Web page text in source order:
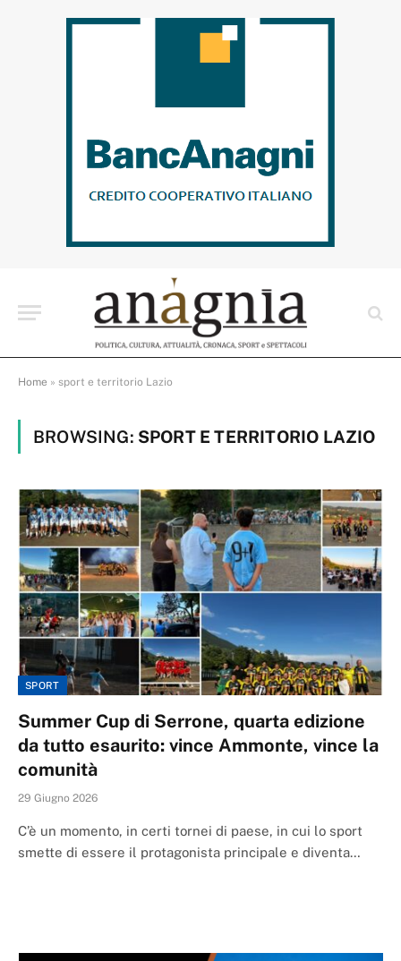
Home » sport e territorio Lazio
BROWSING: SPORT E TERRITORIO LAZIO
SPORT
Summer Cup di Serrone, quarta edizione
da tutto esaurito: vince Ammonte, vince la
comunità
29 Giugno 2026
C’è un momento, in certi tornei di paese, in cui lo sport
smette di essere il protagonista principale e diventa…